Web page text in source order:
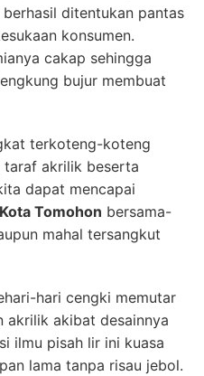
ditentukan pantas
konsumen.
cakap sehingga
bujur membuat
terkoteng-koteng
akrilik beserta
dapat mencapai
Tomohon bersama-
mahal tersangkut
hari cengki memutar
akrilik akibat desainnya
ilmu pisah lir ini kuasa
lama tanpa risau jebol.